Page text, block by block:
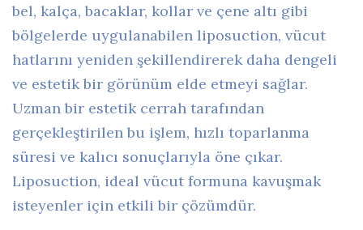
bel, kalça, bacaklar, kollar ve çene altı gibi
bölgelerde uygulanabilen liposuction, vücut
hatlarını yeniden şekillendirerek daha dengeli
ve estetik bir görünüm elde etmeyi sağlar.
Uzman bir estetik cerrah tarafından
gerçekleştirilen bu işlem, hızlı toparlanma
süresi ve kalıcı sonuçlarıyla öne çıkar.
Liposuction, ideal vücut formuna kavuşmak
isteyenler için etkili bir çözümdür.